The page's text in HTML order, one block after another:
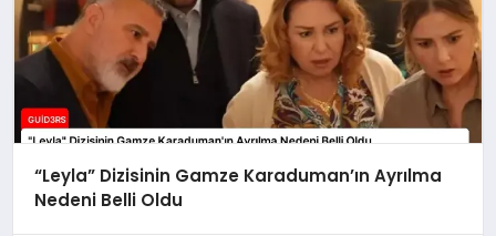
“Leyla” Dizisinin Gamze Karaduman’ın Ayrılma
Nedeni Belli Oldu